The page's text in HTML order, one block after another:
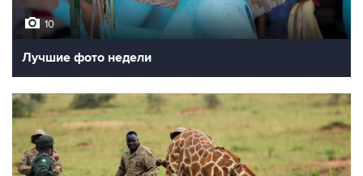
10
Лучшие фото недели